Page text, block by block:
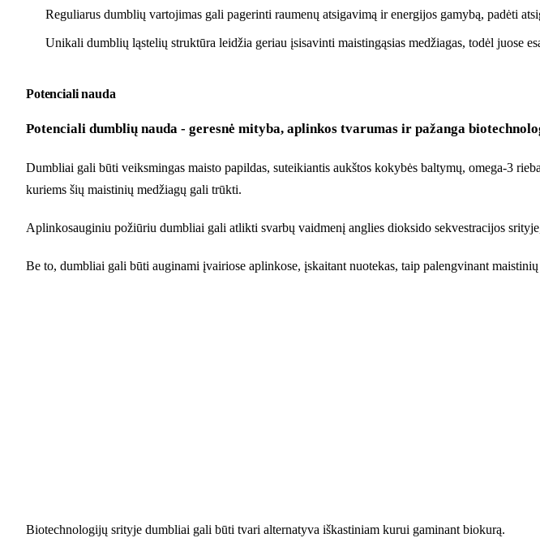
Reguliarus dumblių vartojimas gali pagerinti raumenų atsigavimą ir energijos gamybą, padėti
Unikali dumblių ląstelių struktūra leidžia geriau įsisavinti maistingąsias medžiagas, todėl juose
Potenciali nauda
Potenciali dumblių nauda - geresnė mityba, aplinkos tvarumas ir pažanga
Dumbliai gali būti veiksmingas maisto papildas, suteikiantis aukštos kokybės baltymų, omega-3
kuriems šių maistinių medžiagų gali trūkti.
Aplinkosauginiu požiūriu dumbliai gali atlikti svarbų vaidmenį anglies dioksido sekvestracijos
Be to, dumbliai gali būti auginami įvairiose aplinkose, įskaitant nuotekas, taip palengvinant
Biotechnologijų srityje dumbliai gali būti tvari alternatyva iškastiniam kurui gaminant biokurą.